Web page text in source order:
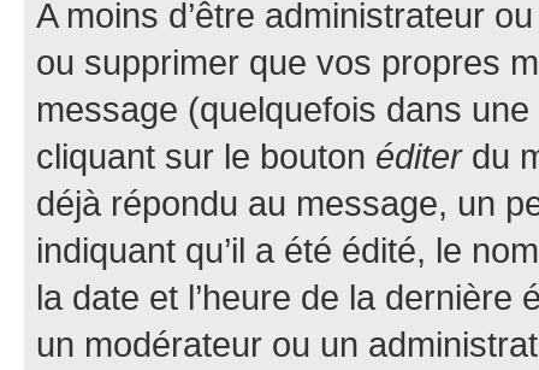
A moins d’être administrateur
ou supprimer que vos propres
message (quelquefois dans
cliquant sur le bouton éditerdu
déjà répondu au message, un
indiquant qu’il a été édité, le
la date et l’heure de la dernière
un modérateur ou un